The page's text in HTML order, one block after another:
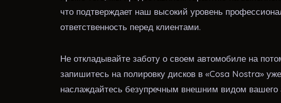
что подтверждает наш высокий уровень
ответственность перед клиентами.
Не откладывайте заботу о своем автомобиле на
запишитесь на полировку дисков в «Cosa Nostra»
наслаждайтесь безупречным внешним видом вашего